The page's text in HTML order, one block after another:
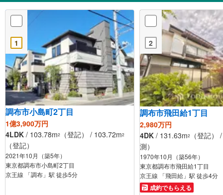
1
調布市小島町2丁目
1億3,900万円
4LDK / 103.78m2 （登記） / 103.72m2
（登記）
2021年10月（築5年）
東京都調布市小島町2丁目
京王線 「調布」駅 徒歩5分
2
調布市飛田給1丁目
2,980万円
4DK / 131.63m2
（登記）
測）
1970年10月（築56年）
東京都調布市飛田給1丁目
京王線 「飛田給」駅 徒歩4分
成約でもらえる